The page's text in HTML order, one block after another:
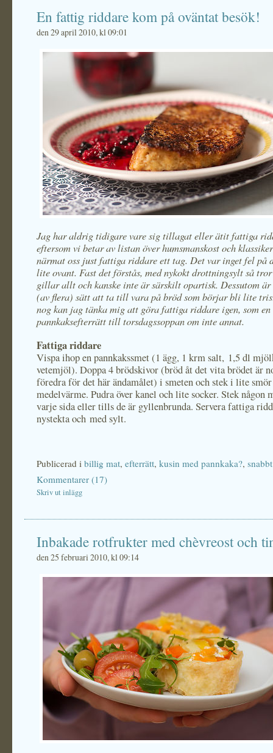
En fattig riddare kom på oväntat besök!
den 29 april 2010, kl 09:01
Jag har aldrig tidigare vare sig tillagat eller ätit fattiga
eftersom vi betar av listan över humsmanskost och
närmat oss just fattiga riddare ett tag. Det var inget fel på
lite ovant. Fast det förstås, med nykokt drottningsylt så
gillar allt och kanske inte är särskilt opartisk. Dessutom
(av flera) sätt att ta till vara på bröd som börjar bli lite
nog kan jag tänka mig att göra fattiga riddare igen, som
pannkaksefterrätt till torsdagssoppan om inte annat.
Fattiga riddare
Vispa ihop en pannkakssmet (1 ägg, 1 krm salt, 1,5 dl
vetemjöl). Doppa 4 brödskivor (bröd åt det vita brödet är
föredra för det här ändamålet) i smeten och stek i lite
medelvärme. Pudra över kanel och lite socker. Stek någon
varje sida eller tills de är gyllenbrunda. Servera fattiga
nystekta och med sylt.
Publicerad i billig mat, efterrätt, kusin med pannkaka?, snabbt
Kommentarer (17)
Skriv ut inlägg
Inbakade rotfrukter med chèvreost och
den 25 februari 2010, kl 09:14